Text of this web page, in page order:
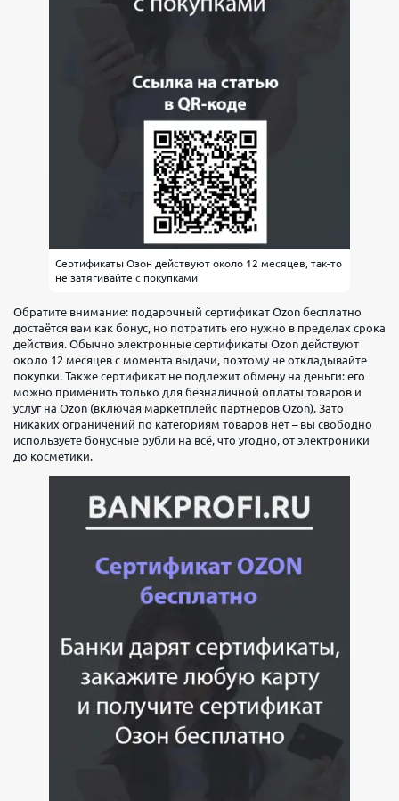
Сертификаты Озон действуют около 12 месяцев, так-то
не затягивайте с покупками
Обратите внимание: подарочный сертификат Ozon бесплатно
достаётся вам как бонус, но потратить его нужно в пределах срока
действия. Обычно электронные сертификаты Ozon действуют
около 12 месяцев с момента выдачи, поэтому не откладывайте
покупки. Также сертификат не подлежит обмену на деньги: его
можно применить только для безналичной оплаты товаров и
услуг на Ozon (включая маркетплейс партнеров Ozon). Зато
никаких ограничений по категориям товаров нет – вы свободно
используете бонусные рубли на всё, что угодно, от электроники
до косметики.